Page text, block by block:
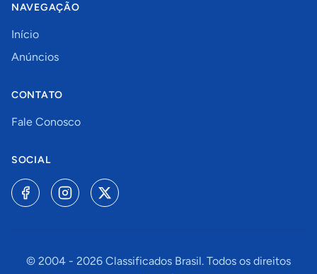
NAVEGAÇÃO
Início
Anúncios
CONTATO
Fale Conosco
SOCIAL
© 2004 - 2026 Classificados Brasil. Todos os direitos